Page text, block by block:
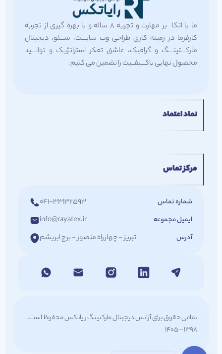
ما با اتکا بر مهارت و تجربه 8 ساله و با بهره گیری از تجربه
کارفرما در زمینه کاری طراحی وب سایـــت، ســـئو، دیجیتال
مارکـــتینـــگ و گرافیک، عاشق تفکر استراتژیک و تولــــید
محصول نهایی باکـــیفــیت را تضمین می کنیم.
نماد اعتماد
مرکز تماس
شماره تماس 041-33132593
ایمیل مجموعه info@rayatex.ir
آدرس تبریز - چهارراه منصور - برج ابریشم
تمامی حقوق برای آژانس دیجیتال مارکتینگ رایاتکس محفوظ است.
1398 – ۱۴۰5